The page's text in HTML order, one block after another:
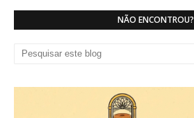
NÃO ENCONTROU?